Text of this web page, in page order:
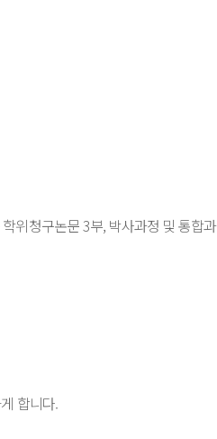
위청구논문 3부, 박사과정 및 통합
합니다.